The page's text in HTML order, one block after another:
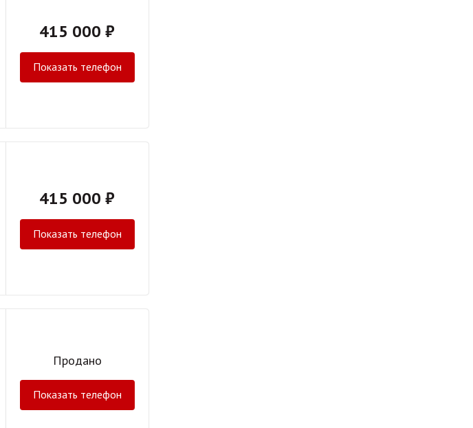
415 000 ₽
Показать телефон
415 000 ₽
Показать телефон
Продано
Показать телефон